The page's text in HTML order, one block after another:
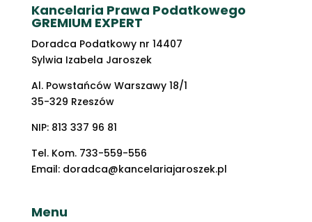
Kancelaria Prawa Podatkowego
GREMIUM EXPERT
Doradca Podatkowy nr 14407
Sylwia Izabela Jaroszek
Al. Powstańców Warszawy 18/1
35-329 Rzeszów
NIP: 813 337 96 81
Tel. Kom. 733-559-556
Email: doradca@kancelariajaroszek.pl
Menu